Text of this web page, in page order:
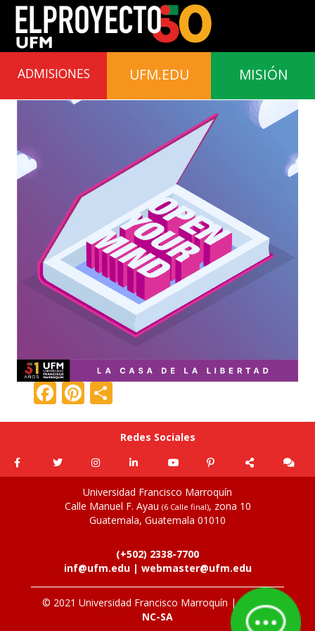
ADMISIONES UFM.EDU MISIÓN
F
ac
b
o
o
Pi
nt
e
st
o
m
ar
ti
r
Redes Sociales
Universidad Francisco Marroquín
Calle Manuel F. Ayau (6 Calle final), zona 10
Guatemala, Guatemala 01010
(+502) 2338-7700
inf@ufm.edu| webmaster@ufm.edu
© 2021 Universidad Francisco Marroquín |CC: BY-
NC-SA